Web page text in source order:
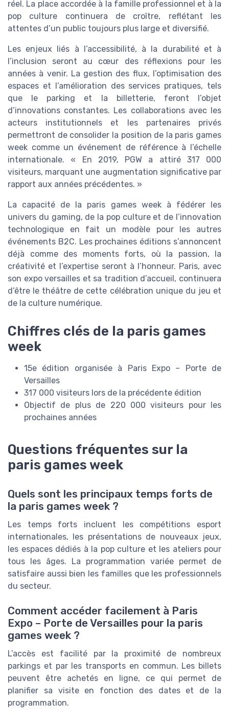
réel. La place accordée à la famille professionnel et à la
pop culture continuera de croître, reflétant les
attentes d’un public toujours plus large et diversifié.
Les enjeux liés à l’accessibilité, à la durabilité et à
l’inclusion seront au cœur des réflexions pour les
années à venir. La gestion des flux, l’optimisation des
espaces et l’amélioration des services pratiques, tels
que le parking et la billetterie, feront l’objet
d’innovations constantes. Les collaborations avec les
acteurs institutionnels et les partenaires privés
permettront de consolider la position de la paris games
week comme un événement de référence à l’échelle
internationale. « En 2019, PGW a attiré 317 000
visiteurs, marquant une augmentation significative par
rapport aux années précédentes. »
La capacité de la paris games week à fédérer les
univers du gaming, de la pop culture et de l’innovation
technologique en fait un modèle pour les autres
événements B2C. Les prochaines éditions s’annoncent
déjà comme des moments forts, où la passion, la
créativité et l’expertise seront à l’honneur. Paris, avec
son expo versailles et sa tradition d’accueil, continuera
d’être le théâtre de cette célébration unique du jeu et
de la culture numérique.
Chiffres clés de la paris games
week
15e édition organisée à Paris Expo – Porte de
Versailles
317 000 visiteurs lors de la précédente édition
Objectif de plus de 220 000 visiteurs pour les
prochaines années
Questions fréquentes sur la
paris games week
Quels sont les principaux temps forts de
la paris games week ?
Les temps forts incluent les compétitions esport
internationales, les présentations de nouveaux jeux,
les espaces dédiés à la pop culture et les ateliers pour
tous les âges. La programmation variée permet de
satisfaire aussi bien les familles que les professionnels
du secteur.
Comment accéder facilement à Paris
Expo – Porte de Versailles pour la paris
games week ?
L’accès est facilité par la proximité de nombreux
parkings et par les transports en commun. Les billets
peuvent être achetés en ligne, ce qui permet de
planifier sa visite en fonction des dates et de la
programmation.